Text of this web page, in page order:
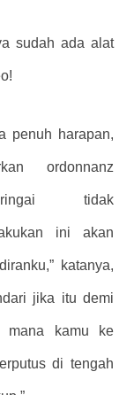
sudah ada alat
penuh harapan,
ordonnanz
tidak
ini akan
katanya,
jika itu demi
mana kamu ke
di tengah